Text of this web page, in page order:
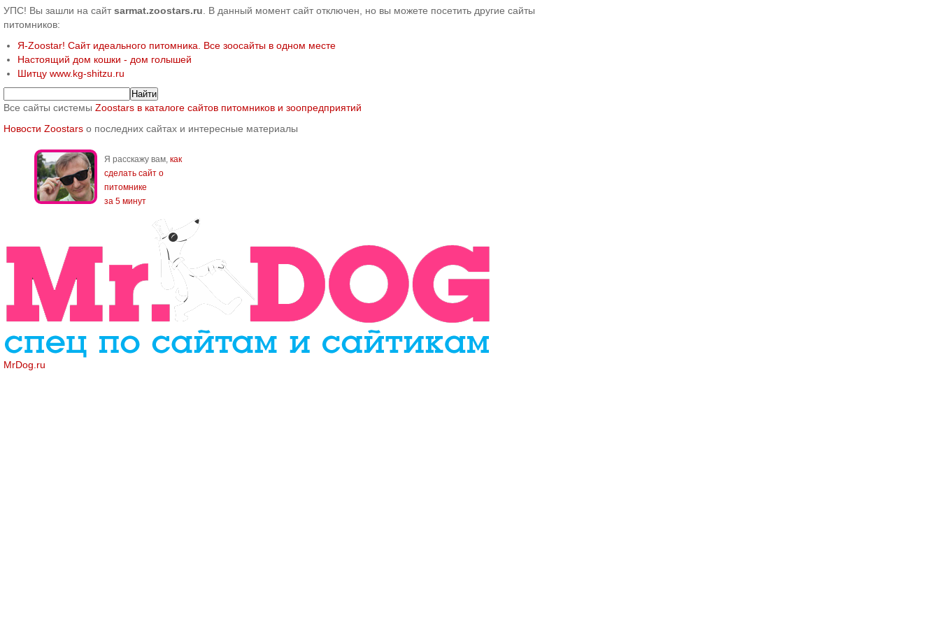
УПС! Вы зашли на сайтsarmat.zoostars.ru . В данный момент сайт отключен, но вы можете посетить другие сайты
питомников:
Я-Zoostar! Сайт идеального питомника. Все зоосайты в одном месте
Настоящий дом кошки - дом голышей
Шитцу www.kg-shitzu.ru
Все сайты системы Zoostars в каталоге сайтов питомников и зоопредприятий
Новости Zoostars о последних сайтах и интересные материалы
Я расскажу вам, как
сделать сайт о
питомнике
за 5 минут
MrDog.ru